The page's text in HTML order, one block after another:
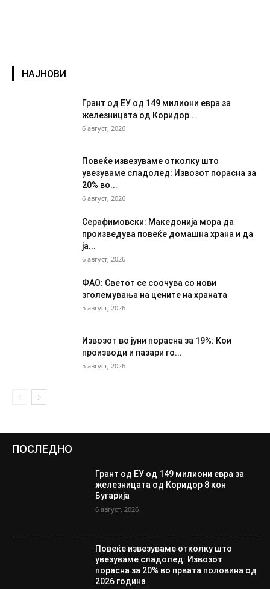
НАЈНОВИ
Грант од ЕУ од 149 милиони евра за
железницата од Коридор...
6 август, 2026
Повеќе извезуваме отколку што
увезуваме сладолед: Извозот порасна за
20% во...
6 август, 2026
Серафимовски: Македонија мора да
произведува повеќе домашна храна и да
ја...
6 август, 2026
ФАО: Светот се соочува со нови
зголемувања на цените на храната
5 август, 2026
Извозот во јуни порасна за 19%: Кои
производи и пазари го...
5 август, 2026
ПОСЛЕДНО
Грант од ЕУ од 149 милиони евра за
железницата од Коридор 8 кон
Бугарија
6 август, 2026
Повеќе извезуваме отколку што
увезуваме сладолед: Извозот
порасна за 20% во првата половина од
2026 година